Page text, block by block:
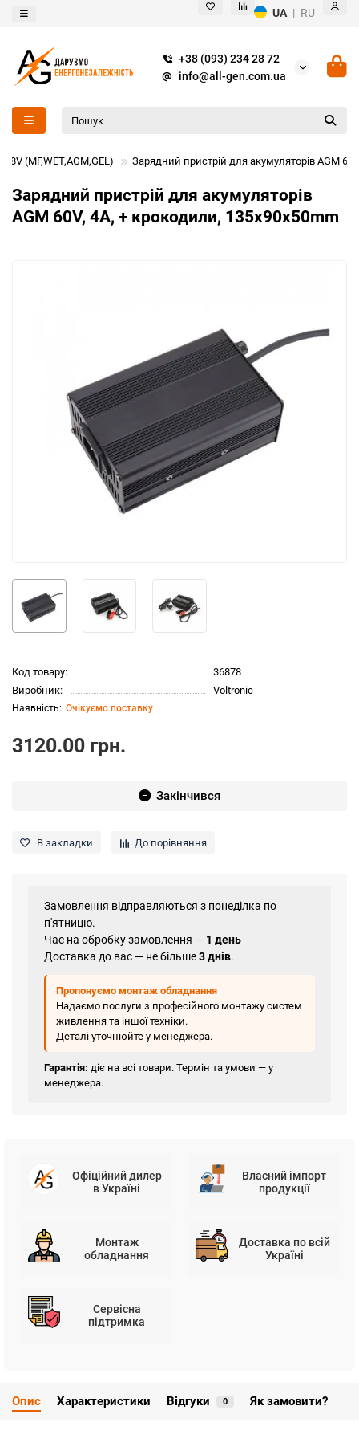
UA | RU
+38 (093) 234 28 72
info@all-gen.com.ua
(MF,WET,AGM,GEL) Зарядний пристрій для акумуляторів AGM
Зарядний пристрій для акумуляторів
AGM 60V, 4A, + крокодили, 135x90x50mm
Код товару:
36878
Виробник:
Voltronic
Очікуємо поставку
3120.00 грн.
Закінчився
В закладки До порівняння
Замовлення відправляються з понеділка по
п'ятницю.
Час на обробку замовлення — 1 день
Доставка до вас — не більше3 днів.
Пропонуємо монтаж обладнання
Надаємо послуги з професійного монтажу систем
живлення та іншої техніки.
Деталі уточнюйте у менеджера.
Гарантія: діє на всі товари. Термін та умови — у
менеджера.
Офіційний дилер
в Україні
Власний імпорт
продукції
Монтаж
обладнання
Доставка по всій
Україні
Сервісна
підтримка
Опис Характеристики Відгуки 0 Як замовити?